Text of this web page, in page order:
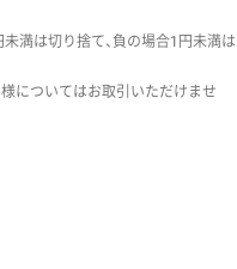
満は切り捨て、負の場合1円未満は
についてはお取引いただけませ